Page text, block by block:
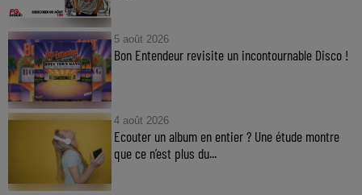
5 août 2026
Bon Entendeur revisite un incontournable Disco !
4 août 2026
Ecouter un album en entier ? Une étude montre
que ce n’est plus du...